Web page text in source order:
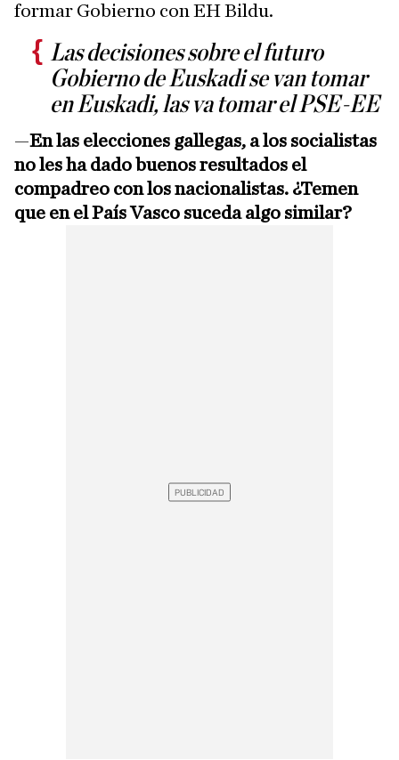
formar Gobierno con EH Bildu.
Las decisiones sobre el futuro
Gobierno de Euskadi se van tomar
en Euskadi, las va tomar el PSE-EE
—En las elecciones gallegas, a los socialistas
no les ha dado buenos resultados el
compadreo con los nacionalistas. ¿Temen
que en el País Vasco suceda algo similar?